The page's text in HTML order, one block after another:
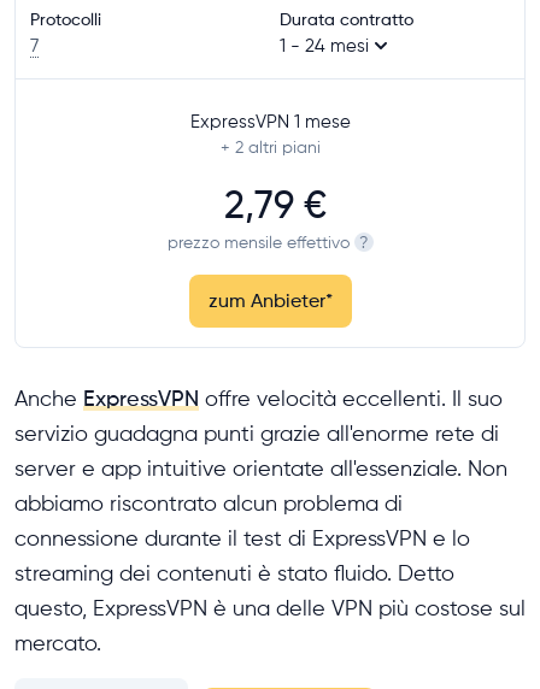
Protocolli
7
Durata contratto
1 - 24 mesi
ExpressVPN 1 mese
+ 2 altri piani
2,79 €
prezzo mensile effettivo ?
zum Anbieter*
Anche ExpressVPN offre velocità eccellenti. Il suo
servizio guadagna punti grazie all'enorme rete di
server e app intuitive orientate all'essenziale. Non
abbiamo riscontrato alcun problema di
connessione durante il test di ExpressVPN e lo
streaming dei contenuti è stato fluido. Detto
questo, ExpressVPN è una delle VPN più costose sul
mercato.